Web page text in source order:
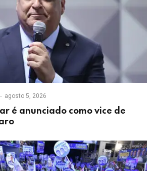
agosto 5, 2026
é anunciado como vice de